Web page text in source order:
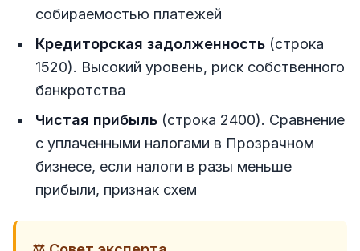
собираемостью платежей
Кредиторская задолженность (строка
1520). Высокий уровень, риск собственного
банкротства
Чистая прибыль (строка 2400). Сравнение
с уплаченными налогами в Прозрачном
бизнесе, если налоги в разы меньше
прибыли, признак схем